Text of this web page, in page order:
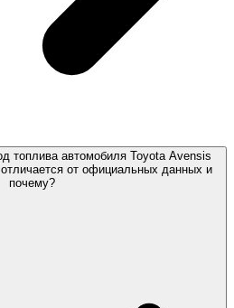
топлива автомобиля Toyota Avensis
от официальных данных и
почему?